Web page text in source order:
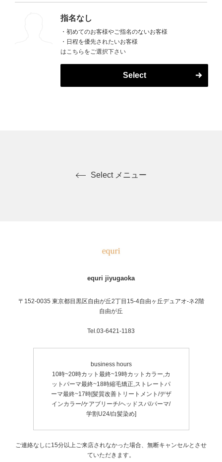
指名なし
・初めてのお客様やご指名のないお客様
・日程を優先されたいお客様
はこちらをご選択下さい
Select
Select メニュー
equri jiyugaoka
〒152-0035 東京都目黒区自由が丘2丁目15-4自由ヶ丘デュアオ-ネ2階
自由が丘
Tel.03-6421-1183
business hours
10時~20時カット最終~19時カットカラー,カ
ットパーマ最終~18時縮毛矯正,ストレートパ
ーマ最終~17時[髪質改善トリートメント/デザ
インカラー/ケアブリーチ/ヘッドスパ/パーマ/
学割U24/白髪染め]
ご連絡なしに15分以上ご来店されなかった場合、無断キャンセルとさせ
ていただきます。